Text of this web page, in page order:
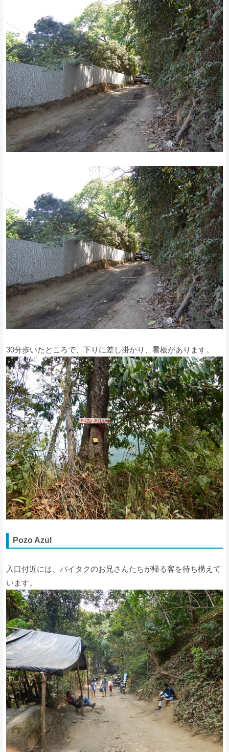
30分歩いたところで、下りに差し掛かり、看板があります。
Pozo Azul
入口付近には、バイタクのお兄さんたちが帰る客を待ち構えて
います。